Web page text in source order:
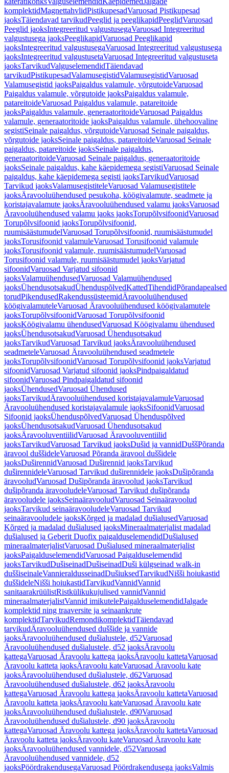
komplektidMagnettahvlidPistikupesadVaruosad Pistikupesad
jaoksTäiendavad tarvikudPeeglid ja peeglikapidPeeglidVaruosad
Peeglid jaoksIntegreeritud valgustusegaVaruosad Integreeritud
valgustusega jaoksPeeglikapidVaruosad Peeglikapid
jaoksIntegreeritud valgustusegaVaruosad Integreeritud valgustusega
jaoksIntegreeritud valgustusetaVaruosad Integreeritud valgustuseta
jaoksTarvikudValguselemendidTäiendavad
tarvikudPistikupesadValamusegistidValamusegistidVaruosad
Valamusegistid jaoksPaigaldus valamule, võrgutoideVaruosad
Paigaldus valamule, võrgutoide jaoksPaigaldus valamule,
patareitoideVaruosad Paigaldus valamule, patareitoide
jaoksPaigaldus valamule, generaatoritoideVaruosad Paigaldus
valamule, generaatoritoide jaoksPaigaldus valamule, ühehoovaline
segistiSeinale paigaldus, võrgutoideVaruosad Seinale paigaldus,
võrgutoide jaoksSeinale paigaldus, patareitoideVaruosad Seinale
paigaldus, patareitoide jaoksSeinale paigaldus,
generaatoritoideVaruosad Seinale paigaldus, generaatoritoide
jaoksSeinale paigaldus, kahe käepidemega segistiVaruosad Seinale
paigaldus, kahe käepidemega segisti jaoksTarvikudVaruosad
Tarvikud jaoksValamusegistiteleVaruosad Valamusegistitele
jaoksÄravooluühendused pesukoha, köögivalamute, seadmete ja
koristajavalamute jaoksÄravooluühendused valamu jaoksVaruosad
Äravooluühendused valamu jaoks jaoksTorupõlvsifoonidVaruosad
Torupõlvsifoonid jaoksTorupõlvsifoonid,
ruumisäästumudelVaruosad Torupõlvsifoonid, ruumisäästumudel
jaoksTorusifoonid valamuleVaruosad Torusifoonid valamule
jaoksTorusifoonid valamule, ruumisäästumudelVaruosad
Torusifoonid valamule, ruumisäästumudel jaoksVarjatud
sifoonidVaruosad Varjatud sifoonid
jaoksValamuühendusedVaruosad Valamuühendused
jaoksÜhendusotsakudÜhenduspõlvedKattedTihendidPõrandapealsed
torudPikendusedRakendussüsteemidÄravooluühendused
köögivalamuteleVaruosad Äravooluühendused köögivalamutele
jaoksTorupõlvsifoonidVaruosad Torupõlvsifoonid
jaoksKöögivalamu ühendusedVaruosad Köögivalamu ühendused
jaoksÜhendusotsakudVaruosad Ühendusotsakud
jaoksTarvikudVaruosad Tarvikud jaoksÄravooluühendused
seadmeteleVaruosad Äravooluühendused seadmetele
jaoksTorupõlvsifoonidVaruosad Torupõlvsifoonid jaoksVarjatud
sifoonidVaruosad Varjatud sifoonid jaoksPindpaigaldatud
sifoonidVaruosad Pindpaigaldatud sifoonid
jaoksÜhendusedVaruosad Ühendused
jaoksTarvikudÄravooluühendused koristajavalamuleVaruosad
Äravooluühendused koristajavalamule jaoksSifoonidVaruosad
Sifoonid jaoksÜhenduspõlvedVaruosad Ühenduspõlved
jaoksÜhendusotsakudVaruosad Ühendusotsakud
jaoksÄravooluventiilidVaruosad Äravooluventiilid
jaoksTarvikudVaruosad Tarvikud jaoksDušid ja vannidDuššPõranda
äravool duššideleVaruosad Põranda äravool duššidele
jaoksDuširennidVaruosad Duširennid jaoksTarvikud
duširennideleVaruosad Tarvikud duširennidele jaoksDušipõranda
äravooludVaruosad Dušipõranda äravoolud jaoksTarvikud
dušipõranda äravooludeleVaruosad Tarvikud dušipõranda
äravooludele jaoksSeinaäravooludVaruosad Seinaäravoolud
jaoksTarvikud seinaäravooludeleVaruosad Tarvikud
seinaäravooludele jaoksKõrged ja madalad dušialusedVaruosad
Kõrged ja madalad dušialused jaoksMineraalmaterjalist madalad
dušialused ja Geberit Duofix paigalduselemendidDušialused
mineraalmaterjalistVaruosad Dušialused mineraalmaterjalist
jaoksPaigalduselemendidVaruosad Paigalduselemendid
jaoksTarvikudDušiseinadDušiseinadDuši külgseinad walk-in
duššiseinaleVannieraldusseinadDušiuksedTarvikudNišši hoiukastid
duššideleNišši hoiukastidTarvikudVannidVannid
sanitaarakrüülistRistkülikukujulised vannidVannid
mineraalmaterjalistVannid imikutelePaigalduselemendidJalgade
komplektid ning traaversite ja seinaankrute
komplektidTarvikudRemondikomplektidTäiendavad
tarvikudÄravooluühendused duššide ja vannide
jaoksÄravooluühendused dušialustele, d52Varuosad
Äravooluühendused dušialustele, d52 jaoksÄravoolu
kattegaVaruosad Äravoolu kattega jaoksÄravoolu kattetaVaruosad
Äravoolu katteta jaoksÄravoolu kateVaruosad Äravoolu kate
jaoksÄravooluühendused dušialustele, d62Varuosad
Äravooluühendused dušialustele, d62 jaoksÄravoolu
kattegaVaruosad Äravoolu kattega jaoksÄravoolu kattetaVaruosad
Äravoolu katteta jaoksÄravoolu kateVaruosad Äravoolu kate
jaoksÄravooluühendused dušialustele, d90Varuosad
Äravooluühendused dušialustele, d90 jaoksÄravoolu
kattegaVaruosad Äravoolu kattega jaoksÄravoolu kattetaVaruosad
Äravoolu katteta jaoksÄravoolu kateVaruosad Äravoolu kate
jaoksÄravooluühendused vannidele, d52Varuosad
Äravooluühendused vannidele, d52
jaoksPöördrakendusegaVaruosad Pöördrakendusega jaoksValmis